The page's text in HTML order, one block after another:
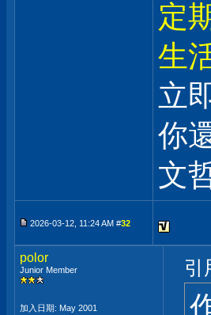
定
生
立
你
文
2026-03-12, 11:24 AM #32
polor
Junior Member
加入日期: May 2001
引